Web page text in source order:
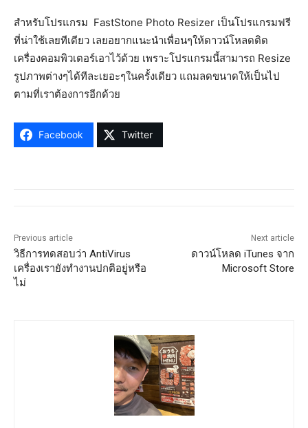
สำหรับโปรแกรม FastStone Photo Resizer เป็นโปรแกรมฟรี
ที่น่าใช้เลยทีเดียว เลยอยากแนะนำเพื่อนๆให้ดาวน์โหลดติด
เครื่องคอมพิวเตอร์เอาไว้ด้วย เพราะโปรแกรมนี้สามารถ Resize
รูปภาพต่างๆได้ทีละเยอะๆในครั้งเดียว แถมลดขนาดให้เป็นไป
ตามที่เราต้องการอีกด้วย
Facebook Twitter
Previous article
วิธีการทดสอบว่า AntiVirus
เครื่องเรายังทำงานปกติอยู่หรือ
ไม่
Next article
ดาวน์โหลด iTunes จาก
Microsoft Store